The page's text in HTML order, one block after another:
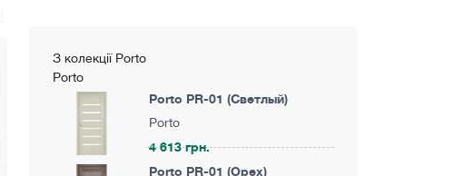
З колекції Porto
Porto
Porto PR-01 (Светлый)
Porto
4 613 грн.
Porto PR-01 (Орех)